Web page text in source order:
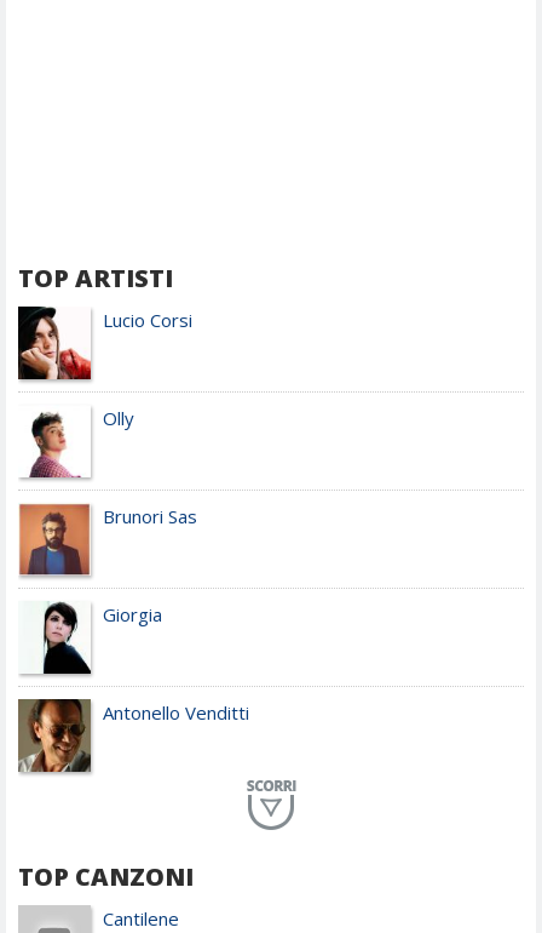
TOP ARTISTI
Lucio Corsi
Olly
Brunori Sas
Giorgia
Antonello Venditti
Achille Lauro
TOP CANZONI
Cantilene